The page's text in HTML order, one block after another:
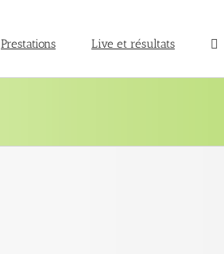
Prestations Live et résultats